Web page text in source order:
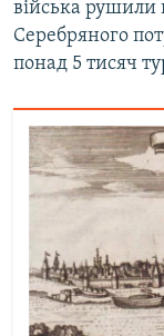
війська рушили
Серебряного
понад 5 тисяч